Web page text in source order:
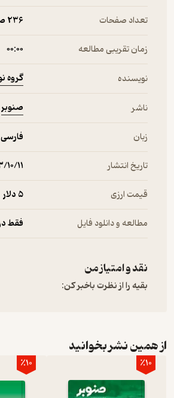
تعداد صفحات 236 صفحه
زمان تقریبی مطالعه ۰۰:۰۰
نویسنده گروه
ناشر صنوبر
زبان فارسی
تاریخ انتشار ۱۴۰۳/
قیمت ارزی 5 دلار
مطالعه و دانلود فایل فقط
نقد و امتیاز من
بقیه را از نظرت باخبر کن:
از همین نشر بخوانید
٪10 ٪10